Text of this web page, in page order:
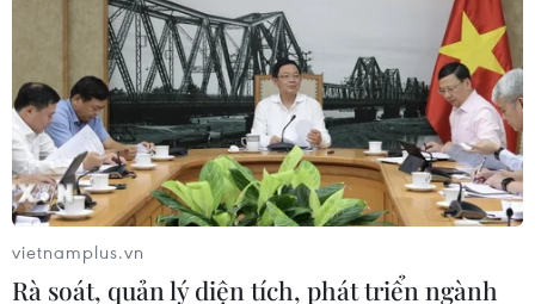
đón Leipzig trên sân nhà, Ancelotti nói ngay sau trận
đấu với Sky: "Đội hình ra sân trận đó tôi đã có trong đầu
từ lâu."
vietnamplus.vn
Rà soát, quản lý diện tích, phát triển ngành